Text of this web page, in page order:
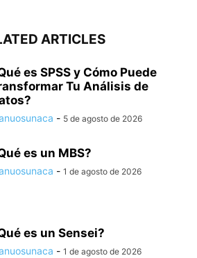
ARTICLES
es SPSS y Cómo Puede
Tu Análisis de
- 5 de agosto de 2026
es un MBS?
- 1 de agosto de 2026
es un Sensei?
- 1 de agosto de 2026